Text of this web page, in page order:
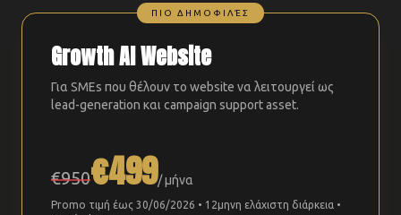
ΠΙΟ ΔΗΜΟΦΙΛΈΣ
Growth AI Website
Για SMEs που θέλουν το website να λειτουργεί ως
lead-generation και campaign support asset.
€950€499/ μήνα
Promo τιμή έως 30/06/2026 • 12μηνη ελάχιστη διάρκεια •